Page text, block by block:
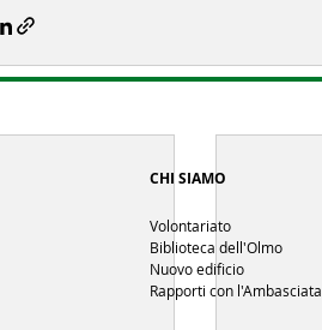
CHI SIAMO
Volontariato
Biblioteca dell'Olmo
Nuovo edificio
Rapporti con l'Ambasciata